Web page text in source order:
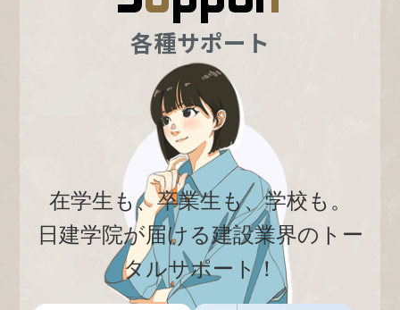
各種サポート
在学生も、卒業生も、学校も。
日建学院が届ける建設業界のトー
タルサポート！